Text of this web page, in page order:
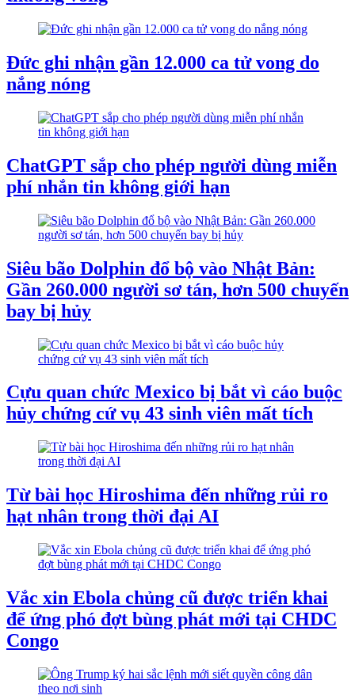
Đức ghi nhận gần 12.000 ca tử vong do
nắng nóng
ChatGPT sắp cho phép người dùng miễn
phí nhắn tin không giới hạn
Siêu bão Dolphin đổ bộ vào Nhật Bản:
Gần 260.000 người sơ tán, hơn 500 chuyến
bay bị hủy
Cựu quan chức Mexico bị bắt vì cáo buộc
hủy chứng cứ vụ 43 sinh viên mất tích
Từ bài học Hiroshima đến những rủi ro
hạt nhân trong thời đại AI
Vắc xin Ebola chủng cũ được triển khai
để ứng phó đợt bùng phát mới tại CHDC
Congo